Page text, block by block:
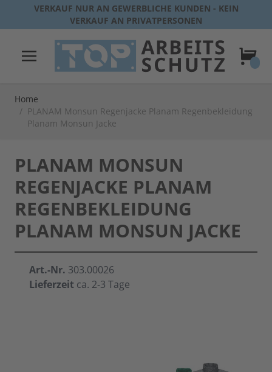
Direkt zum Inhalt
VERKAUF NUR AN GEWERBLICHE KUNDEN - KEIN
VERKAUF AN PRIVATPERSONEN
Home
/ PLANAM Monsun Regenjacke Planam Regenbekleidung
Planam Monsun Jacke
PLANAM MONSUN
REGENJACKE PLANAM
REGENBEKLEIDUNG
PLANAM MONSUN JACKE
Art.-Nr. 303.00026
Lieferzeit ca. 2-3 Tage